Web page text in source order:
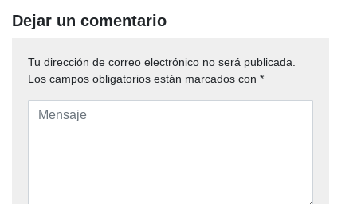
Dejar un comentario
Tu dirección de correo electrónico no será publicada.
Los campos obligatorios están marcados con *